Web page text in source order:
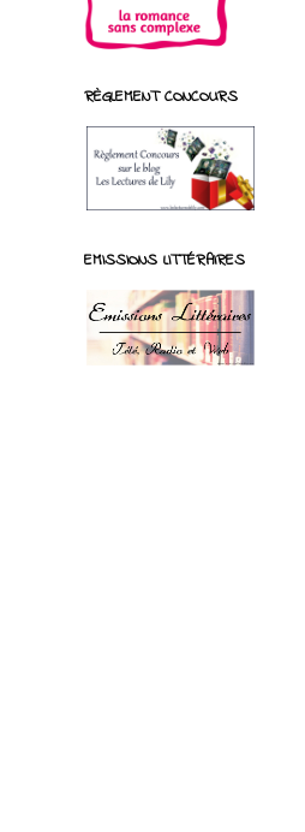
RÈGLEMENT CONCOURS
EMISSIONS LITTÉRAIRES